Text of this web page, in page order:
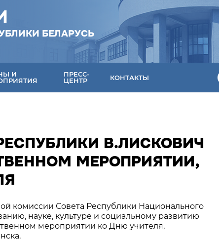
БЕЛАРУСЬ
И
ПРЕСС-
ЦЕНТР
КОНТАКТЫ
В.ЛИСКОВИЧ
МЕРОПРИЯТИИ,
комиссии Совета Республики Национального
науке, культуре и социальному развитию
мероприятии ко Дню учителя,